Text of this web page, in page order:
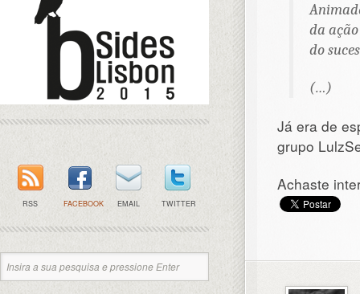
da
do
(…)
Já era de
grupo
Achaste
RSS FACEBOOK EMAIL TWITTER